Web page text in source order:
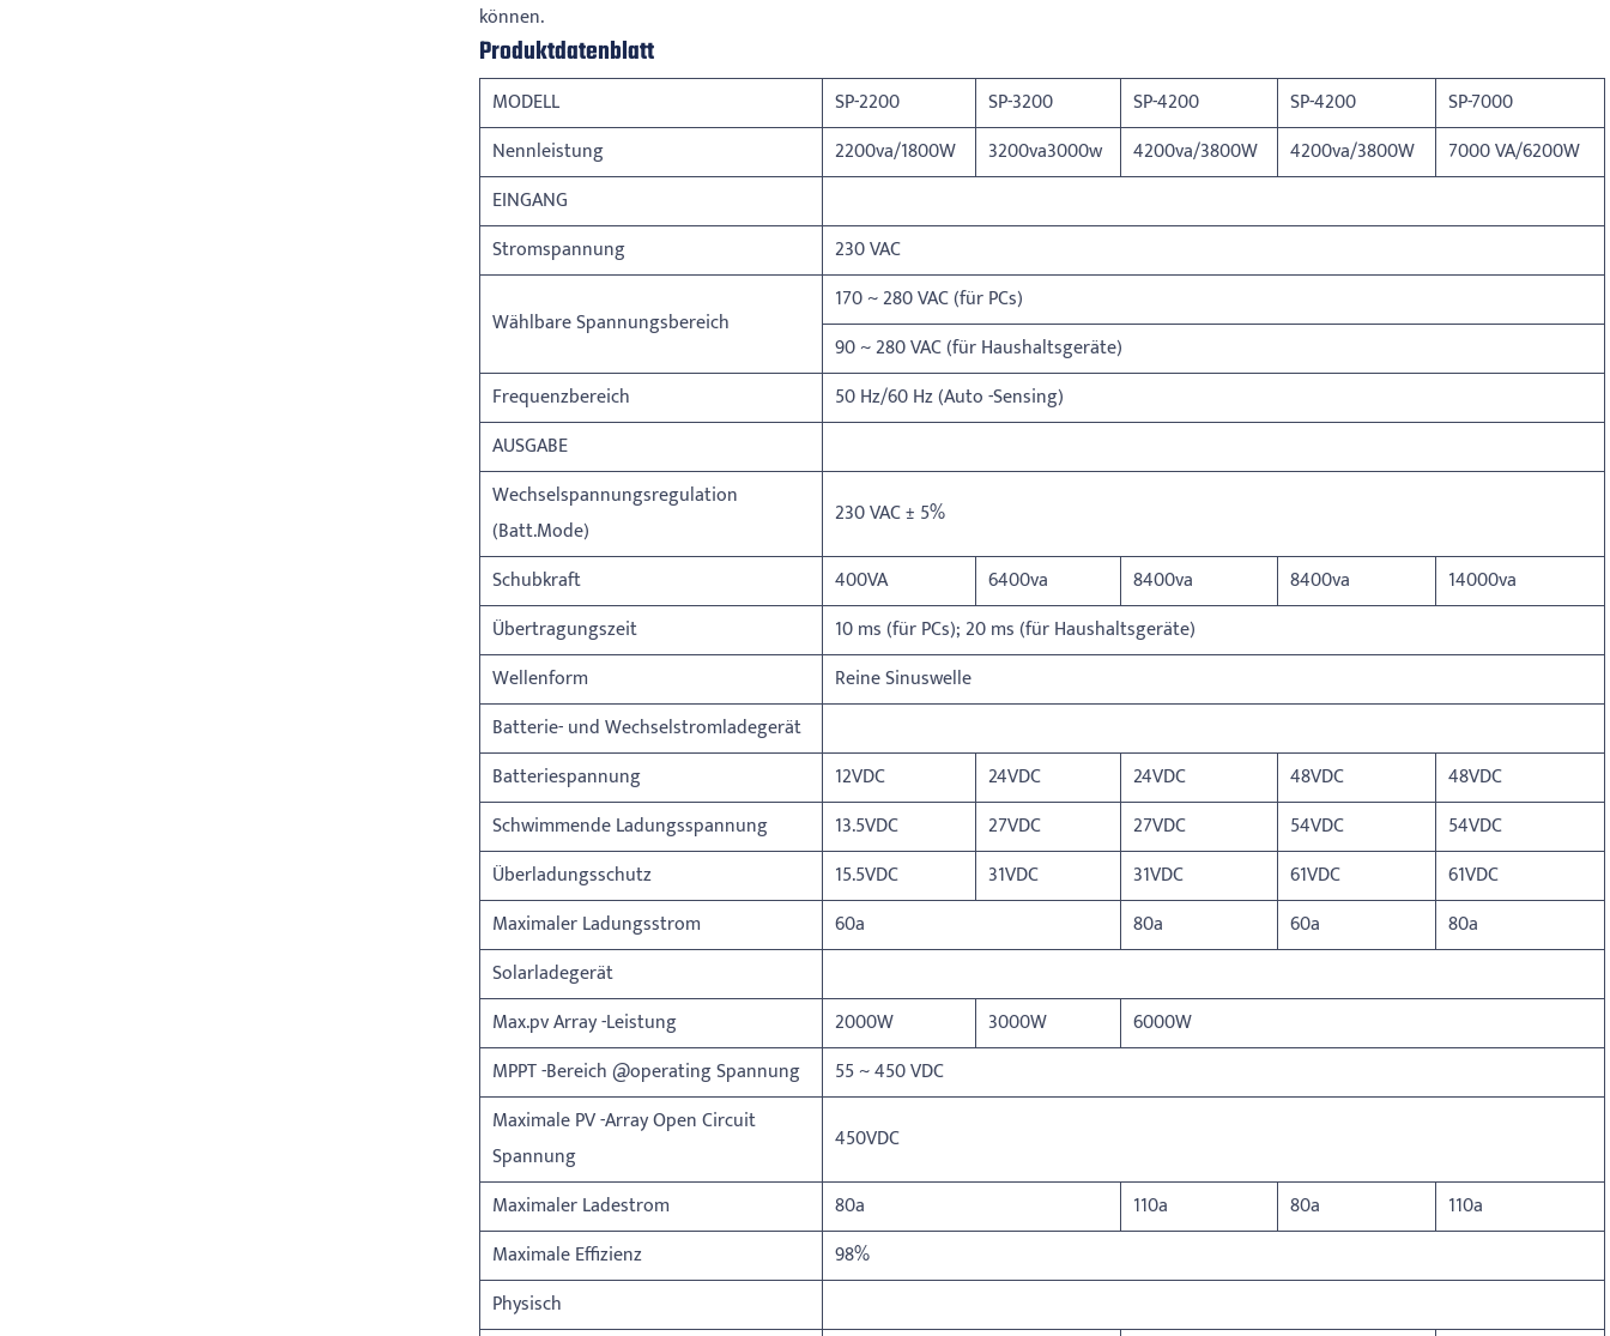
können.
Produktdatenblatt
MODELL SP-2200 SP-3200 SP-4200 SP-4200
SP-7000
Nennleistung
2200va/1800W 3200va3000w 4200va/3800W 4200va/3800W
7000 VA/6200W
EINGANG
Stromspannung
230 VAC
Wählbare Spannungsbereich
170 ~ 280 VAC (für PCs)
90 ~ 280 VAC (für Haushaltsgeräte)
Frequenzbereich
50 Hz/60 Hz (Auto -Sensing)
AUSGABE
Wechselspannungsregulation
(Batt.Mode)
230 VAC ± 5%
Schubkraft 400VA 6400va 8400va 8400va
14000va
Übertragungszeit
10 ms (für PCs); 20 ms (für Haushaltsgeräte)
Wellenform
Reine Sinuswelle
Batterie- und Wechselstromladegerät
Batteriespannung
12VDC 24VDC 24VDC 48VDC
48VDC
Schwimmende Ladungsspannung
13.5VDC 27VDC 27VDC 54VDC
54VDC
Überladungsschutz
15.5VDC 31VDC 31VDC 61VDC
61VDC
Maximaler Ladungsstrom
60a 80a 60a
80a
Solarladegerät
Max.pv Array -Leistung
2000W 3000W
6000W
MPPT -Bereich @operating Spannung
55 ~ 450 VDC
Maximale PV -Array Open Circuit
Spannung
450VDC
Maximaler Ladestrom 80a 110a 80a
110a
Maximale Effizienz
98%
Physisch